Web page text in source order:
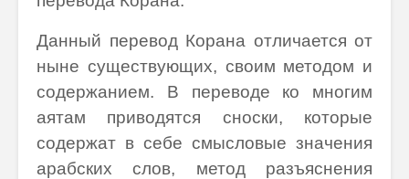
Данный перевод Корана отличается от
ныне существующих, своим методом и
содержанием. В переводе ко многим
аятам приводятся сноски, которые
содержат в себе смысловые значения
арабских слов, метод разъяснения